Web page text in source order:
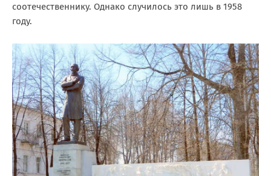
соотечественнику. Однако случилось это лишь в 1958
году.